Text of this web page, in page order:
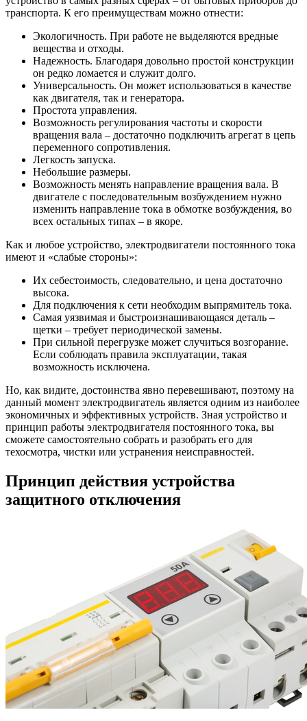
транспорта. К его преимуществам можно отнести:
Экологичность. При работе не выделяются вредные
вещества и отходы.
Надежность. Благодаря довольно простой конструкции
он редко ломается и служит долго.
Универсальность. Он может использоваться в качестве
как двигателя, так и генератора.
Простота управления.
Возможность регулирования частоты и скорости
вращения вала – достаточно подключить агрегат в цепь
переменного сопротивления.
Легкость запуска.
Небольшие размеры.
Возможность менять направление вращения вала. В
двигателе с последовательным возбуждением нужно
изменить направление тока в обмотке возбуждения, во
всех остальных типах – в якоре.
Как и любое устройство, электродвигатели постоянного тока
имеют и «слабые стороны»:
Их себестоимость, следовательно, и цена достаточно
высока.
Для подключения к сети необходим выпрямитель тока.
Самая уязвимая и быстроизнашивающаяся деталь –
щетки – требует периодической замены.
При сильной перегрузке может случиться возгорание.
Если соблюдать правила эксплуатации, такая
возможность исключена.
Но, как видите, достоинства явно перевешивают, поэтому на
данный момент электродвигатель является одним из наиболее
экономичных и эффективных устройств. Зная устройство и
принцип работы электродвигателя постоянного тока, вы
сможете самостоятельно собрать и разобрать его для
техосмотра, чистки или устранения неисправностей.
Принцип действия устройства
защитного отключения